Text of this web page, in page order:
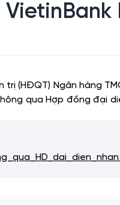
(HĐQT) Ngân hàng
qua Hợp đồng đại